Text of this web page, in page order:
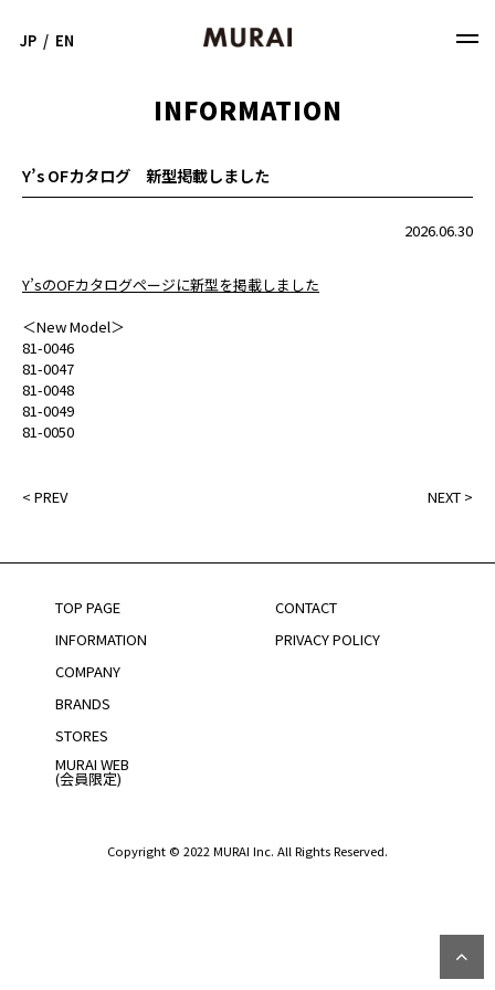
JP / EN
INFORMATION
Y’s OFカタログ 新型掲載しました
2026.06.30
Y’sのOFカタログページに新型を掲載しました
＜New Model＞
81-0046
81-0047
81-0048
81-0049
81-0050
< PREV NEXT >
TOP PAGE
INFORMATION
COMPANY
BRANDS
STORES
MURAI WEB
(会員限定)
CONTACT
PRIVACY POLICY
Copyright © 2022 MURAI Inc. All Rights Reserved.